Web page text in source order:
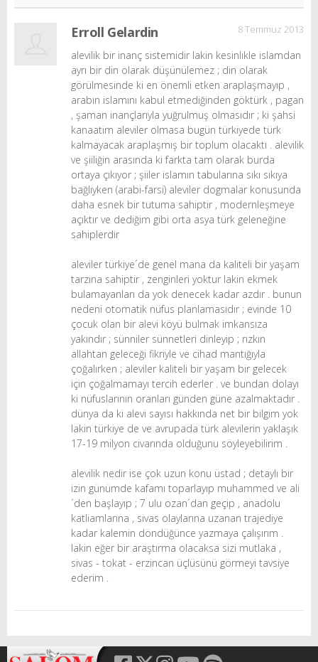
8 Temmuz 2013
Erroll Gelardin
alevilik bir inanç sistemidir lakin kesinlikle islamdan
ayrı bir din olarak düşünülemez ; din olarak
görülmesinde ki en önemli etken araplaşmayıp ,
arabın islamını kabul etmediğinden göktürk , pagan
, şaman inançlarıyla yuğrulmuş olmasıdır ; ki şahsi
kanaatim aleviler olmasa bugün türkiyede türk
kalmayacak araplaşmış bir toplum olacaktı . alevilik
ve şiiliğin arasında ki farkta tam olarak burda
ortaya çıkıyor ; şiiler islamın tabularına sıkı sıkıya
bağlıyken (arabi-farsi) aleviler dogmalar konusunda
daha esnek bir tutuma sahiptir , modernleşmeye
açıktır ve dediğim gibi orta asya türk geleneğine
sahiplerdir
aleviler türkiye´de genel mana da kaliteli bir yaşam
tarzına sahiptir , zenginleri yoktur lakin ekmek
bulamayanları da yok denecek kadar azdır . bunun
nedeni otomatik nüfus planlamasıdır ; evinde 10
çocuk olan bir alevi köyü bulmak imkansıza
yakındır ; sünniler sünnetleri dinleyip ; rızkın
allahtan geleceği fikriyle ve cihad mantığıyla
çoğalırken ; aleviler kaliteli bir yaşam bir gelecek
için çoğalmamayı tercih ederler . ve bundan dolayı
ki nüfuslarının oranları günden güne azalmaktadır .
dünya da ki alevi sayısı hakkında net bir bilgim yok
lakin türkiye de ve avrupada türk alevilerin yaklaşık
17-19 milyon civarında olduğunu söyleyebilirim .
alevilik nedir ise çok uzun konu üstad ; detaylı bir
izin günümde kafamı toparlayıp muhammed ve ali
´den başlayıp ; 7 ulu ozan´dan geçip , anadolu
katliamlarına , sivas olaylarına uzanan trajediye
kadar kalemin döndüğünce yazmaya çalışırım .
lakin eğer bir araştırma olacaksa sizi mutlaka ,
sivas - tokat - erzincan üçlüsünü görmeyi tavsiye
ederim .